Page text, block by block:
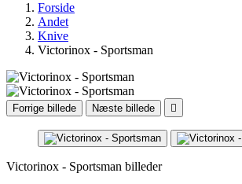
Forside
Andet
Knive
Victorinox - Sportsman
Forrige billede Næste billede 
Victorinox - Sportsman billeder